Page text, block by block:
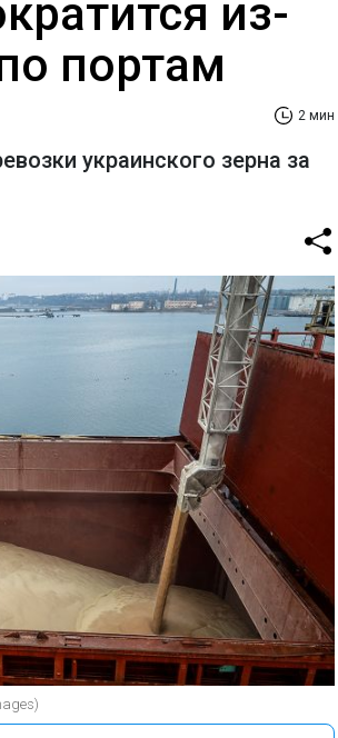
из-
портам
2 мин
украинского зерна за